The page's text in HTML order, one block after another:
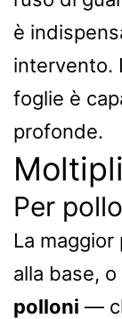
è
intervento.
foglie è
profonde.
Per
La
alla base,
polloni —